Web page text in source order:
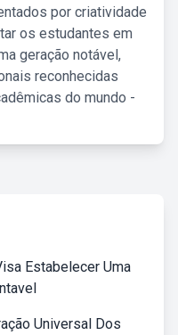
por criatividade
os estudantes em
geração notável,
reconhecidas
do mundo -
Estabelecer Uma
Universal Dos